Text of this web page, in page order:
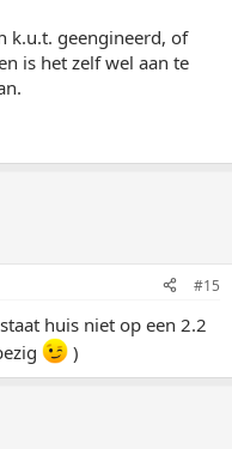
k.u.t. geengineerd, of
is het zelf wel aan te
#15
huis niet op een 2.2
)